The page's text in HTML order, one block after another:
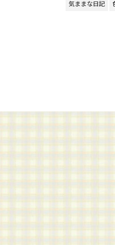
気ままな日記